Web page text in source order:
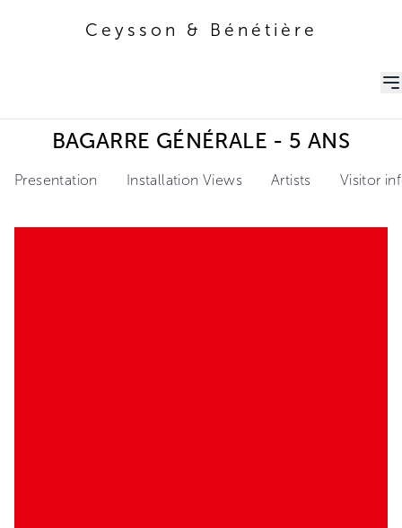
Ceysson & Bénétière
BAGARRE GÉNÉRALE - 5 ANS
Presentation Installation Views Artists Visitor